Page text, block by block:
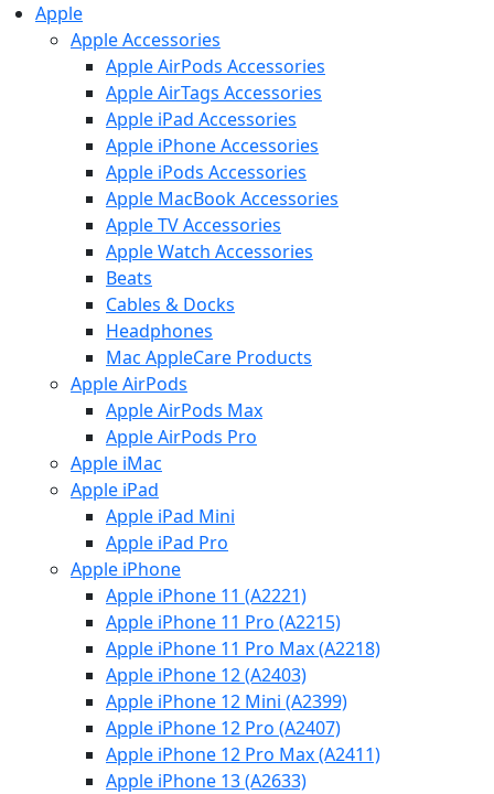
Apple
Apple Accessories
Apple AirPods Accessories
Apple AirTags Accessories
Apple iPad Accessories
Apple iPhone Accessories
Apple iPods Accessories
Apple MacBook Accessories
Apple TV Accessories
Apple Watch Accessories
Beats
Cables & Docks
Headphones
Mac AppleCare Products
Apple AirPods
Apple AirPods Max
Apple AirPods Pro
Apple iMac
Apple iPad
Apple iPad Mini
Apple iPad Pro
Apple iPhone
Apple iPhone 11 (A2221)
Apple iPhone 11 Pro (A2215)
Apple iPhone 11 Pro Max (A2218)
Apple iPhone 12 (A2403)
Apple iPhone 12 Mini (A2399)
Apple iPhone 12 Pro (A2407)
Apple iPhone 12 Pro Max (A2411)
Apple iPhone 13 (A2633)